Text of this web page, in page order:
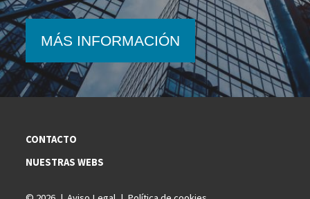
MÁS INFORMACIÓN
CONTACTO
NUESTRAS WEBS